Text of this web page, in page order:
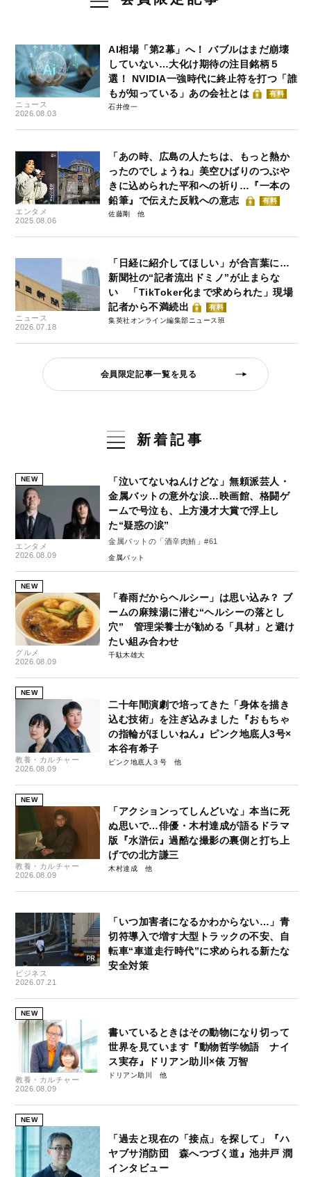
ニュース
2026.08.03
AI相場「第2幕」へ！ バブルはまだ崩壊
していない…大化け期待の注目銘柄５
選！ NVIDIA一強時代に終止符を打つ「誰
もが知っている」あの会社とは
有料
石井僚一
エンタメ
2025.08.06
「あの時、広島の人たちは、もっと熱か
ったのでしょうね」美空ひばりのつぶや
きに込められた平和への祈り…『一本の
鉛筆』で伝えた反戦への意志
有料
佐藤剛
ニュース
2026.07.18
「日経に紹介してほしい」が合言葉に…
新聞社の“記者流出ドミノ”が止まらな
い 「TikToker化まで求められた」現場
記者から不満続出
有料
集英社オンライン編集部ニュース班
会員限定記事一覧を見る
新着記事
NEW
エンタメ
2026.08.09
「泣いてないねんけどな」無頼派芸人・
金属バットの意外な涙…映画館、格闘ゲ
ームで号泣も、上方漫才大賞で浮上し
た“疑惑の涙”
金属バットの「酒辛肉鮪」#61
金属バット
NEW
グルメ
2026.08.09
「春雨だからヘルシー」は思い込み？ ブ
ームの麻辣湯に潜む“ヘルシーの落とし
穴” 管理栄養士が勧める「具材」と避け
たい組み合わせ
千駄木雄大
NEW
教養・カルチャー
2026.08.09
二十年間演劇で培ってきた「身体を描き
込む技術」を注ぎ込みました『おもちゃ
の指輪がほしいねん』ピンク地底人3号×
本谷有希子
ピンク地底人３号
NEW
教養・カルチャー
2026.08.09
「アクションってしんどいな」本当に死
ぬ思いで…俳優・木村達成が語るドラマ
版『水滸伝』過酷な撮影の裏側と打ち上
げでの北方謙三
木村達成
ビジネス
2026.07.21
「いつ加害者になるかわからない…」青
切符導入で増す大型トラックの不安、自
転車“車道走行時代”に求められる新たな
安全対策
NEW
教養・カルチャー
2026.08.09
書いているときはその動物になり切って
世界を見ています『動物哲学物語 ナイ
ス実存』ドリアン助川×俵 万智
ドリアン助川
NEW
「過去と現在の「接点」を探して」『ハ
ヤブサ消防団 森へつづく道』池井戸 潤
インタビュー